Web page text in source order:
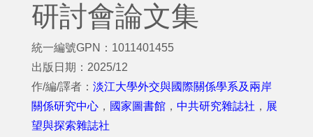
研討會論文集
統一編號GPN：1011401455
出版日期：2025/12
作/編/譯者： 淡江大學外交與國際關係學系及兩岸
關係研究中心 ， 國家圖書館 ， 中共研究雜誌社 ， 展
望與探索雜誌社